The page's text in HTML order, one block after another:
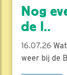
Nog
de l..
16.07.26
weer bij de